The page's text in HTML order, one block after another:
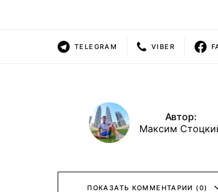
TELEGRAM VIBER
Автор:
Максим
ПОКАЗАТЬ КОММЕНТАРИИ (0)